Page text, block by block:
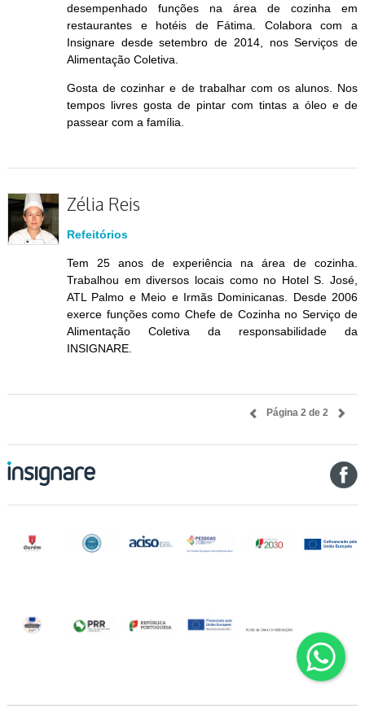
desempenhado funções na área de cozinha em
restaurantes e hotéis de Fátima. Colabora com a
Insignare desde setembro de 2014, nos Serviços de
Alimentação Coletiva.
Gosta de cozinhar e de trabalhar com os alunos. Nos
tempos livres gosta de pintar com tintas a óleo e de
passear com a família.
Zélia Reis
Refeitórios
Tem 25 anos de experiência na área de cozinha.
Trabalhou em diversos locais como no Hotel S. José,
ATL Palmo e Meio e Irmãs Dominicanas. Desde 2006
exerce funções como Chefe de Cozinha no Serviço de
Alimentação Coletiva da responsabilidade da
INSIGNARE.
Página 2 de 2